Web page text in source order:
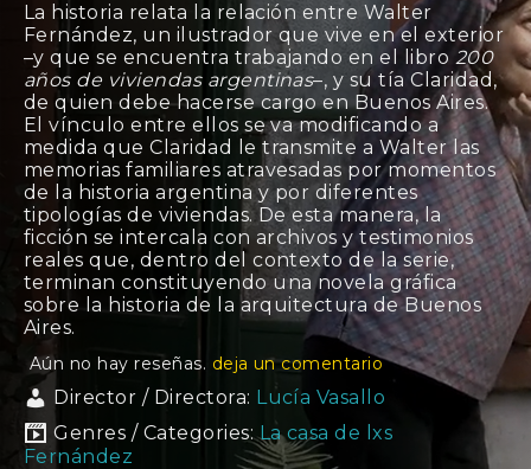
La historia relata la relación entre Walter
Fernández, un ilustrador que vive en el exterior
–y que se encuentra trabajando en el libro 200
años de viviendas argentinas–, y su tía Claridad,
de quien debe hacerse cargo en Buenos Aires.
El vínculo entre ellos se va modificando a
medida que Claridad le transmite a Walter las
memorias familiares atravesadas por momentos
de la historia argentina y por diferentes
tipologías de viviendas. De esta manera, la
ficción se intercala con archivos y testimonios
reales que, dentro del contexto de la serie,
terminan constituyendo una novela gráfica
sobre la historia de la arquitectura de Buenos
Aires.
Aún no hay reseñas. deja un comentario
Director / Directora: Lucía Vasallo
Genres / Categories:La casa de lxs
Fernández